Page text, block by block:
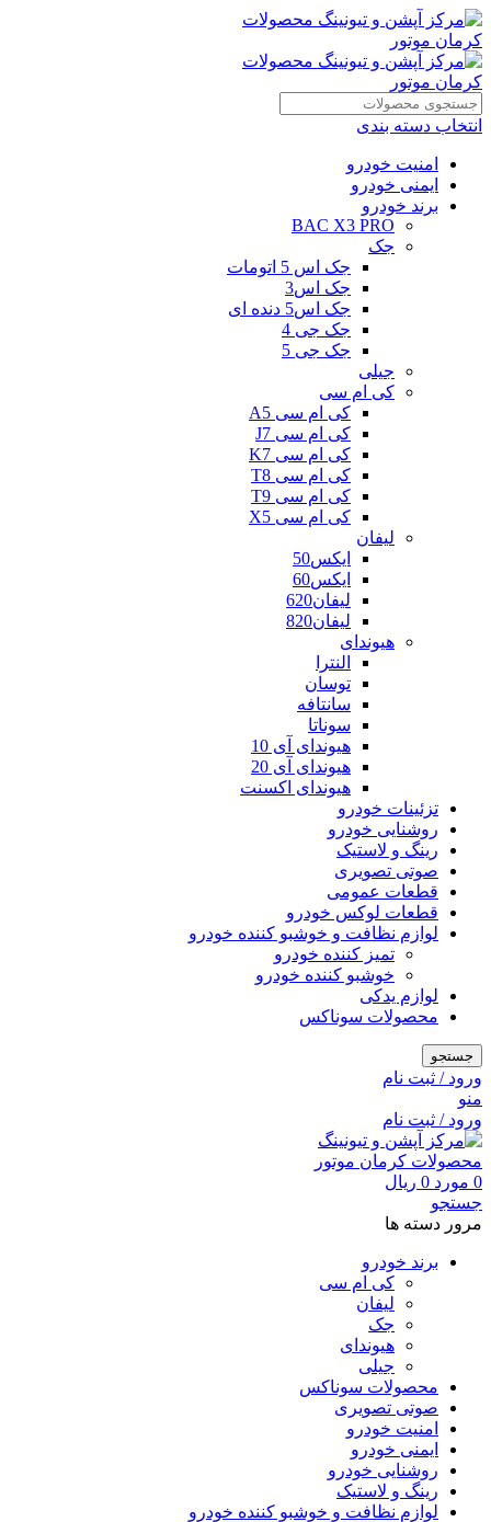
انتخاب دسته بندی
امنیت خودرو
ایمنی خودرو
برند خودرو
BAC X3 PRO
جک
جک اس 5 اتومات
جک اس3
جک اس5 دنده ای
جک جی 4
جک جی 5
جیلی
کی ام سی
کی ام سی A5
کی ام سی J7
کی ام سی K7
کی ام سی T8
کی ام سی T9
کی ام سی X5
لیفان
ایکس50
ایکس60
لیفان620
لیفان820
هیوندای
النترا
توسان
سانتافه
سوناتا
هیوندای آی 10
هیوندای آی 20
هیوندای اکسنت
تزئینات خودرو
روشنایی خودرو
رینگ و لاستیک
صوتی تصویری
قطعات عمومی
قطعات لوکس خودرو
لوازم نظافت و خوشبو کننده خودرو
تمیز کننده خودرو
خوشبو کننده خودرو
لوازم یدکی
محصولات سوناکس
جستجو
ورود / ثبت نام
منو
ورود / ثبت نام
0 مورد 0 ریال
جستجو
مرور دسته ها
برند خودرو
کی ام سی
لیفان
جک
هیوندای
جیلی
محصولات سوناکس
صوتی تصویری
امنیت خودرو
ایمنی خودرو
روشنایی خودرو
رینگ و لاستیک
لوازم نظافت و خوشبو کننده خودرو